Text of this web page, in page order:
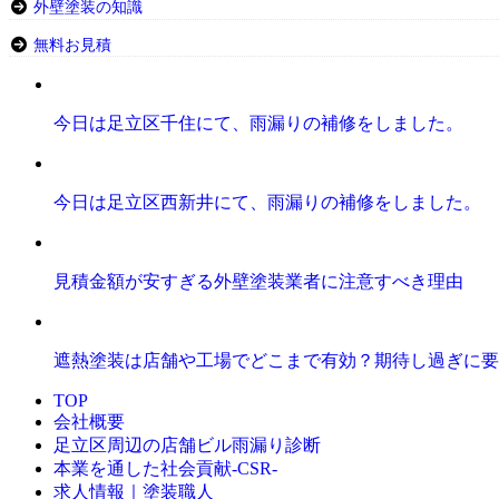
外壁塗装の知識
無料お見積
今日は足立区千住にて、雨漏りの補修をしました。
今日は足立区西新井にて、雨漏りの補修をしました。
見積金額が安すぎる外壁塗装業者に注意すべき理由
遮熱塗装は店舗や工場でどこまで有効？期待し過ぎに
TOP
会社概要
足立区周辺の店舗ビル雨漏り診断
本業を通した社会貢献-CSR-
求人情報｜塗装職人